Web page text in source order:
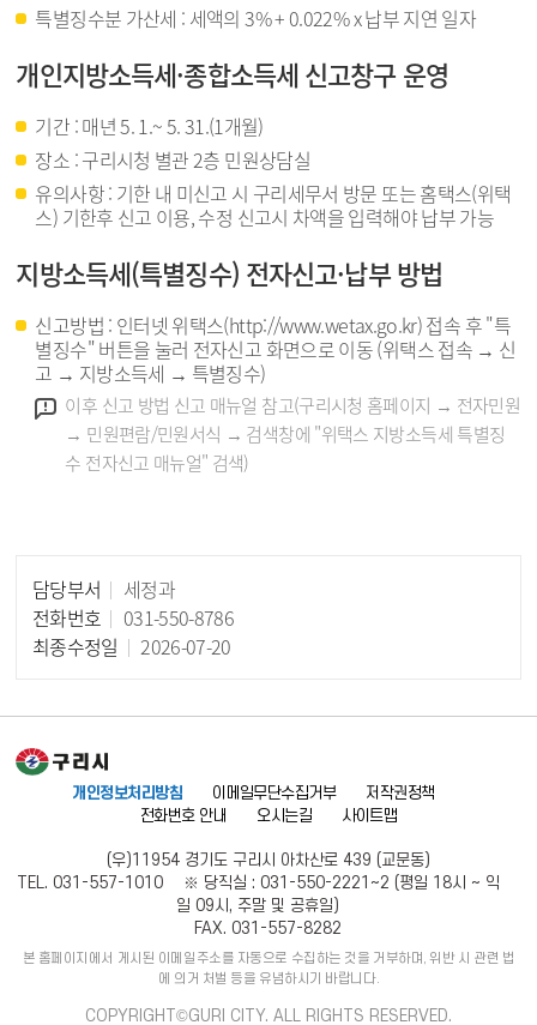
특별징수분 가산세 : 세액의 3% + 0.022% x 납부 지연 일자
개인지방소득세·종합소득세 신고창구 운영
기간 : 매년 5. 1.~ 5. 31.(1개월)
장소 : 구리시청 별관 2층 민원상담실
유의사항 : 기한 내 미신고 시 구리세무서 방문 또는 홈택스(위택
스) 기한후 신고 이용, 수정 신고시 차액을 입력해야 납부 가능
지방소득세(특별징수) 전자신고·납부 방법
신고방법 : 인터넷 위택스(http://www.wetax.go.kr) 접속 후 "특
별징수" 버튼을 눌러 전자신고 화면으로 이동 (위택스 접속 → 신
고 → 지방소득세 → 특별징수)
이후 신고 방법 신고 매뉴얼 참고(구리시청 홈페이지 → 전자민원
→ 민원편람/민원서식 → 검색창에 "위택스 지방소득세 특별징
수 전자신고 매뉴얼" 검색)
담당부서
세정과
전화번호
031-550-8786
최종수정일
2026-07-20
개인정보처리방침 이메일무단수집거부
저작권정책
전화번호 안내
오시는길 사이트맵
(우)11954 경기도 구리시 아차산로 439 (교문동)
TEL. 031-557-1010 ※ 당직실 : 031-550-2221~2 (평일 18시 ~ 익
일 09시, 주말 및 공휴일)
FAX. 031-557-8282
본 홈페이지에서 게시된 이메일주소를 자동으로 수집하는 것을 거부하며, 위반 시 관련 법
에 의거 처벌 등을 유념하시기 바랍니다.
COPYRIGHT©GURI CITY. ALL RIGHTS RESERVED.